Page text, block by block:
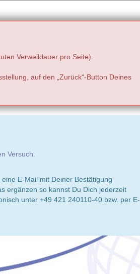
Verweildauer pro Seite).
auf den „Zurück“-Button Deines
Versuch.
E-Mail mit Deiner Bestätigung
ergänzen so kannst Du Dich jederzeit
unter +49 421 240110-40 bzw. per E-